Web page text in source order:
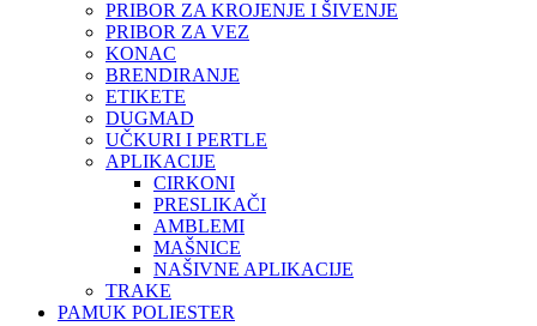
PRIBOR ZA KROJENJE I ŠIVENJE
PRIBOR ZA VEZ
KONAC
BRENDIRANJE
ETIKETE
DUGMAD
UČKURI I PERTLE
APLIKACIJE
CIRKONI
PRESLIKAČI
AMBLEMI
MAŠNICE
NAŠIVNE APLIKACIJE
TRAKE
PAMUK POLIESTER